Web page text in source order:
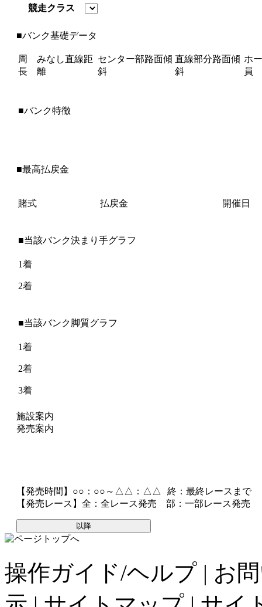
競走クラス
■バンク基礎データ
周
長
みなし直線距
離
センター部路面傾
斜
直線部分路面傾
斜
ホ
員
■バンク特徴
■最高払戻金
賭式 払戻金 開催日
■当該バンク決まり手グラフ
1着
2着
■当該バンク脚質グラフ
1着
2着
3着
施設案内
発売案内
【発売時間】 ○○：○○～△△：△△ 終 ：最終レースまで
【発売レース】 全 ：全レース発売 部 ：一部レース発売
以降
操作ガイド/ヘルプ | お